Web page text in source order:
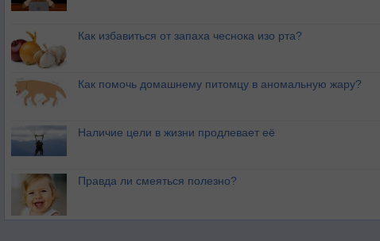
Как избавиться от запаха чеснока изо рта?
Как помочь домашнему питомцу в аномальную жару?
Наличие цели в жизни продлевает её
Правда ли смеяться полезно?